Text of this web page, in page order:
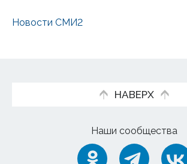
Новости СМИ2
НАВЕРХ
Наши сообщества